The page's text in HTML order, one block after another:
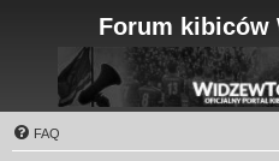
Forum kibiców
FAQ